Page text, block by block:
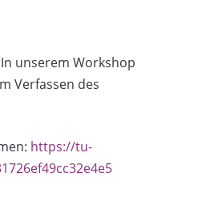
unserem Workshop
Verfassen des
https://tu-